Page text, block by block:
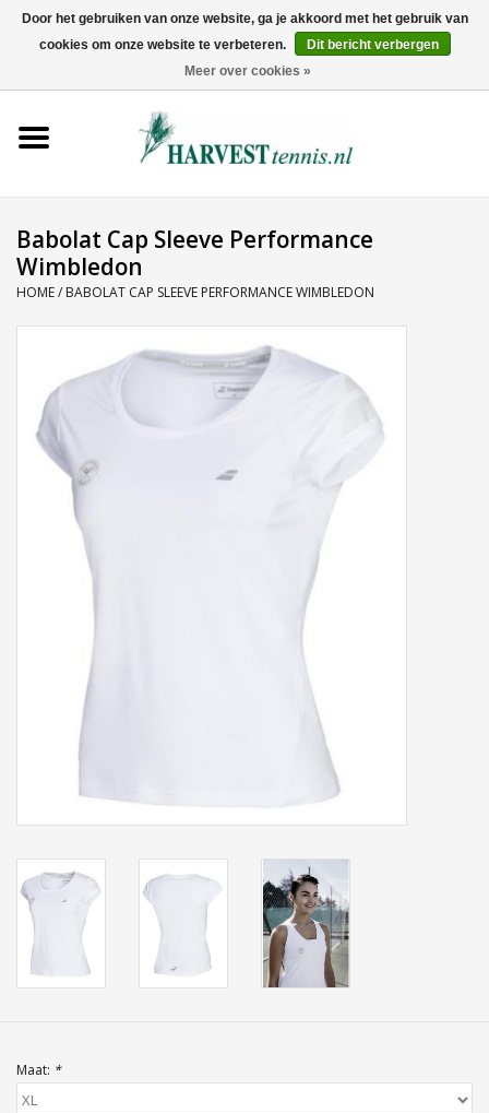
0 Artikelen - €0,00
Tenniskleding
Tennisschoenen
Ballen
Snaren
Accessoires
Babolat Cap Sleeve Performance
Wimbledon
HOME/ BABOLAT CAP SLEEVE PERFORMANCE WIMBLEDON
Maat: *
Door het gebruiken van onze website, ga je akkoord met het gebruik van
cookies om onze website te verbeteren.
Dit bericht verbergen
Meer over cookies »